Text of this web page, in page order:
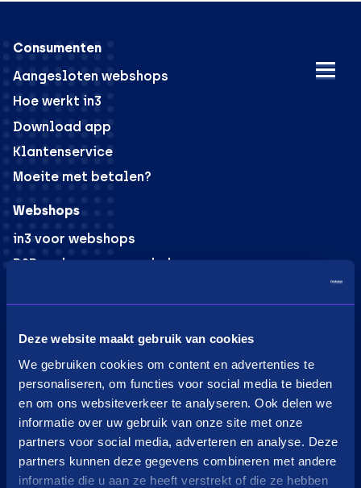
Deze website maakt gebruik van cookies
We gebruiken cookies om content en advertenties te
personaliseren, om functies voor social media te bieden
en om ons websiteverkeer te analyseren. Ook delen we
informatie over uw gebruik van onze site met onze
partners voor social media, adverteren en analyse. Deze
partners kunnen deze gegevens combineren met andere
informatie die u aan ze heeft verstrekt of die ze hebben
Consumenten
Aangesloten webshops
Hoe werkt in3
Download app
Klantenservice
Moeite met betalen?
Webshops
in3 voor webshops
B2B verkoop voor webshops
Marketing materiaal
in3 omzetcalculator
Merchant support
Over Payin3
Over in3
Vacatures